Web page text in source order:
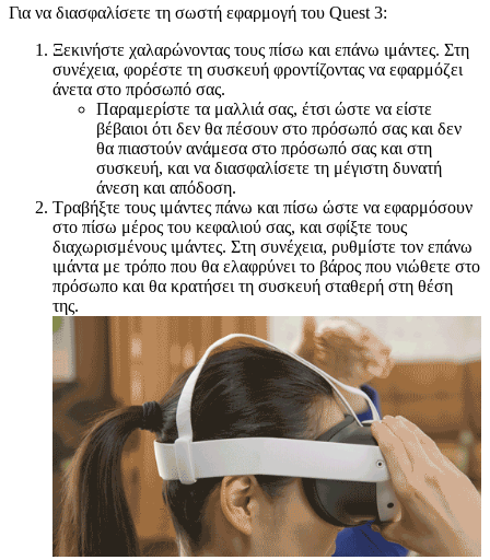
Για να διασφαλίσετε τη σωστή εφαρμογή του Quest 3:
Ξεκινήστε χαλαρώνοντας τους πίσω και επάνω ιμάντες. Στη
συνέχεια, φορέστε τη συσκευή φροντίζοντας να εφαρμόζει
άνετα στο πρόσωπό σας.
Παραμερίστε τα μαλλιά σας, έτσι ώστε να είστε
βέβαιοι ότι δεν θα πέσουν στο πρόσωπό σας και δεν
θα πιαστούν ανάμεσα στο πρόσωπό σας και στη
συσκευή, και να διασφαλίσετε τη μέγιστη δυνατή
άνεση και απόδοση.
Τραβήξτε τους ιμάντες πάνω και πίσω ώστε να εφαρμόσουν
στο πίσω μέρος του κεφαλιού σας, και σφίξτε τους
διαχωρισμένους ιμάντες. Στη συνέχεια, ρυθμίστε τον επάνω
ιμάντα με τρόπο που θα ελαφρύνει το βάρος που νιώθετε στο
πρόσωπο και θα κρατήσει τη συσκευή σταθερή στη θέση
της.